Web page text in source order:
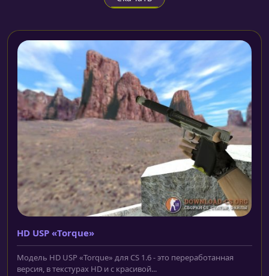
HD USP «Torque»
Модель HD USP «Torque» для CS 1.6 - это переработанная
версия, в текстурах HD и с красивой...